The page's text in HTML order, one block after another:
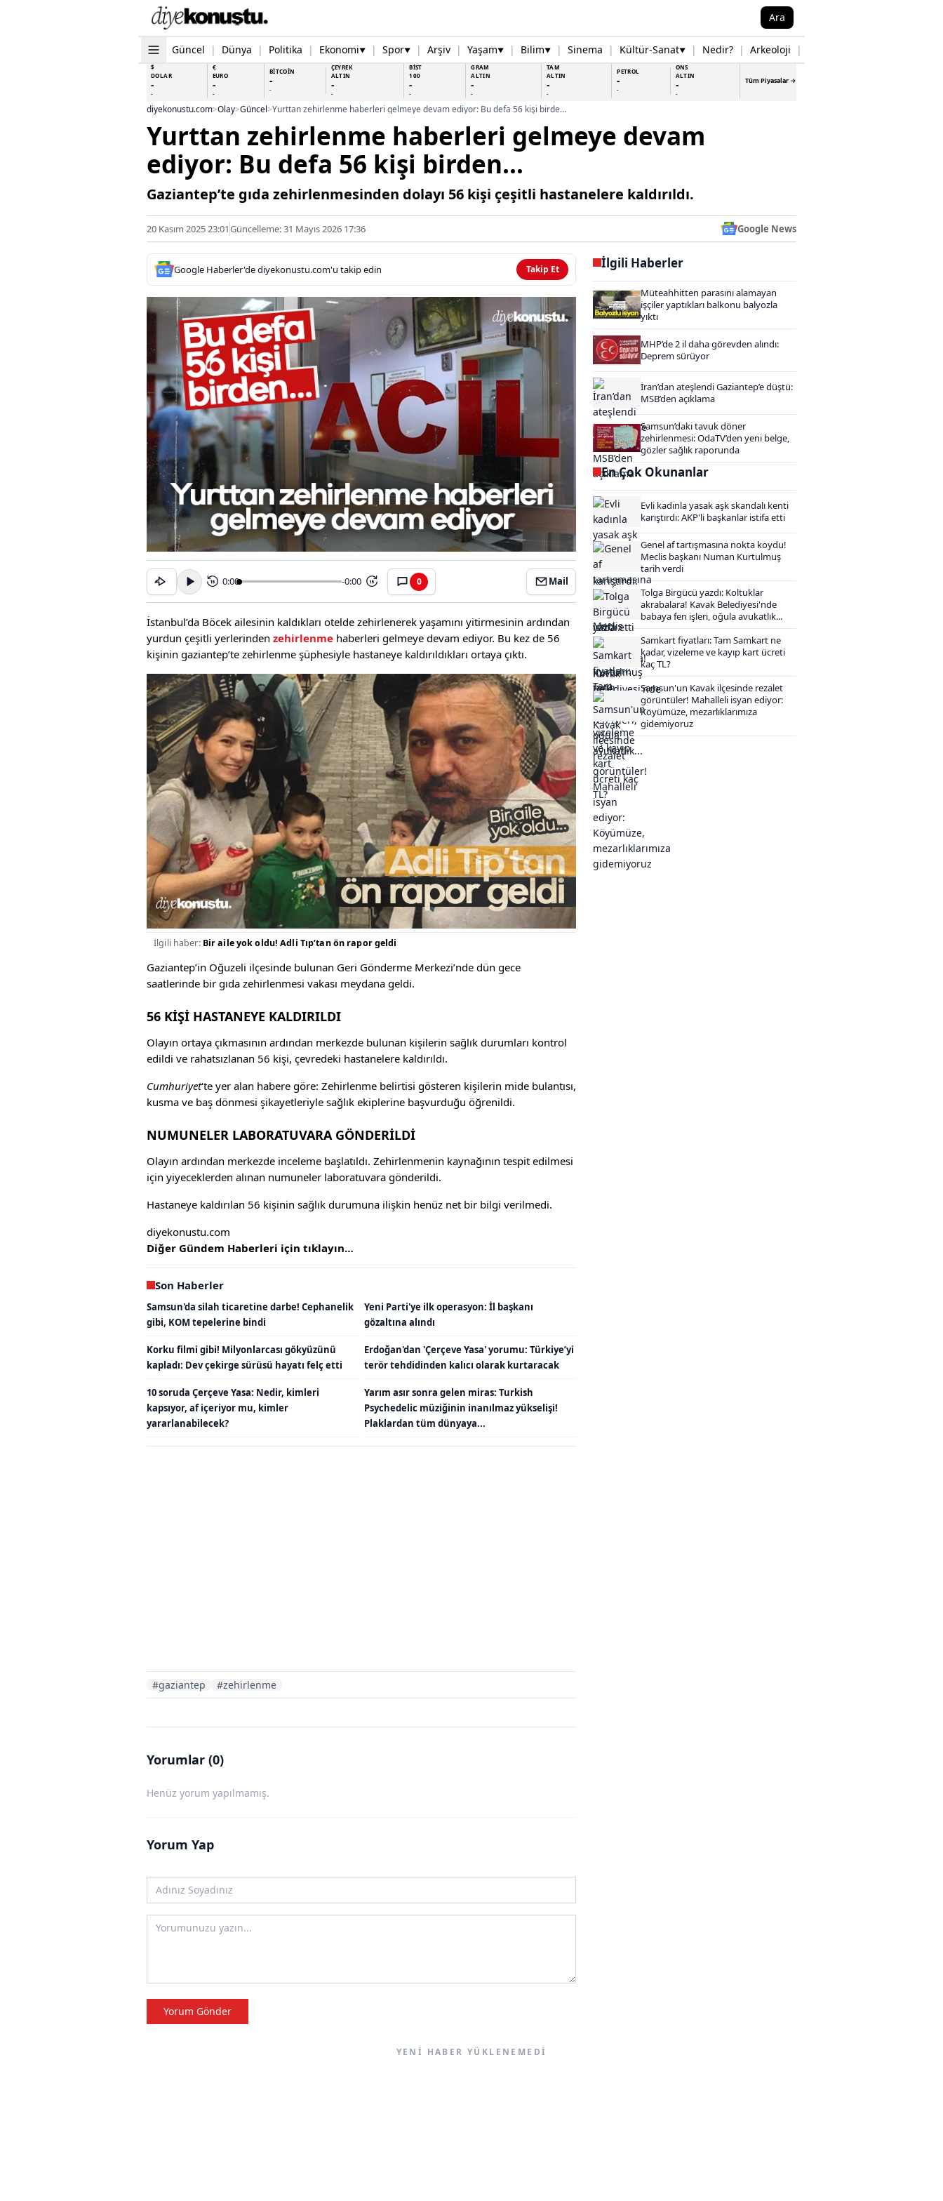
Ara
Güncel | Dünya | Politika | Ekonomi▼ | Spor▼ | Arşiv | Yaşam▼ | Bilim▼ | Sinema | Kültür-Sanat▼ | Nedir? | Arkeoloji |
$
DOLAR
-
-
€
EURO
-
-
BİTCOİN
-
-
ÇEYREK
ALTIN
-
-
BİST
100
-
-
GRAM
ALTIN
-
-
TAM
ALTIN
-
-
PETROL
-
-
ONS
ALTIN
-
-
Tüm Piyasalar →
diyekonustu.com>Olay>Güncel> Yurttan zehirlenme haberleri gelmeye devam ediyor: Bu defa 56 kişi birden…
Yurttan zehirlenme haberleri gelmeye devam
ediyor: Bu defa 56 kişi birden…
Gaziantep’te gıda zehirlenmesinden dolayı 56 kişi çeşitli hastanelere kaldırıldı.
20 Kasım 2025 23:01Güncelleme: 31 Mayıs 2026 17:36 Google News
Google Haberler'de diyekonustu.com'u takip edin Takip Et
15 0:00 -0:00 15 0 Mail
İstanbul’da Böcek ailesinin kaldıkları otelde zehirlenerek yaşamını yitirmesinin ardından
yurdun çeşitli yerlerinden zehirlenme haberleri gelmeye devam ediyor. Bu kez de 56
kişinin gaziantep’te zehirlenme şüphesiyle hastaneye kaldırıldıkları ortaya çıktı.
İlgili haber: Bir aile yok oldu! Adli Tıp’tan ön rapor geldi
Gaziantep’in Oğuzeli ilçesinde bulunan Geri Gönderme Merkezi’nde dün gece
saatlerinde bir gıda zehirlenmesi vakası meydana geldi.
56 KİŞİ HASTANEYE KALDIRILDI
Olayın ortaya çıkmasının ardından merkezde bulunan kişilerin sağlık durumları kontrol
edildi ve rahatsızlanan 56 kişi, çevredeki hastanelere kaldırıldı.
Cumhuriyet‘te yer alan habere göre: Zehirlenme belirtisi gösteren kişilerin mide bulantısı,
kusma ve baş dönmesi şikayetleriyle sağlık ekiplerine başvurduğu öğrenildi.
NUMUNELER LABORATUVARA GÖNDERİLDİ
Olayın ardından merkezde inceleme başlatıldı. Zehirlenmenin kaynağının tespit edilmesi
için yiyeceklerden alınan numuneler laboratuvara gönderildi.
Hastaneye kaldırılan 56 kişinin sağlık durumuna ilişkin henüz net bir bilgi verilmedi.
diyekonustu.com
Diğer Gündem Haberleri için tıklayın…
Son Haberler
Samsun'da silah ticaretine darbe! Cephanelik
gibi, KOM tepelerine bindi
Yeni Parti'ye ilk operasyon: İl başkanı
gözaltına alındı
Korku filmi gibi! Milyonlarcası gökyüzünü
kapladı: Dev çekirge sürüsü hayatı felç etti
Erdoğan'dan 'Çerçeve Yasa' yorumu: Türkiye’yi
terör tehdidinden kalıcı olarak kurtaracak
10 soruda Çerçeve Yasa: Nedir, kimleri
kapsıyor, af içeriyor mu, kimler
yararlanabilecek?
Yarım asır sonra gelen miras: Turkish
Psychedelic müziğinin inanılmaz yükselişi!
Plaklardan tüm dünyaya...
#gaziantep #zehirlenme
Yorumlar (0)
Henüz yorum yapılmamış.
Yorum Yap
Yorum Gönder
İlgili Haberler
Müteahhitten parasını alamayan
işçiler yaptıkları balkonu balyozla
yıktı
MHP’de 2 il daha görevden alındı:
Deprem sürüyor
İran’dan ateşlendi Gaziantep’e düştü:
MSB’den açıklama
Samsun’daki tavuk döner
zehirlenmesi: OdaTV’den yeni belge,
gözler sağlık raporunda
En Çok Okunanlar
Evli kadınla yasak aşk skandalı kenti
karıştırdı: AKP'li başkanlar istifa etti
Genel af tartışmasına nokta koydu!
Meclis başkanı Numan Kurtulmuş
tarih verdi
Tolga Birgücü yazdı: Koltuklar
akrabalara! Kavak Belediyesi'nde
babaya fen işleri, oğula avukatlık...
Samkart fiyatları: Tam Samkart ne
kadar, vizeleme ve kayıp kart ücreti
kaç TL?
Samsun'un Kavak ilçesinde rezalet
görüntüler! Mahalleli isyan ediyor:
Köyümüze, mezarlıklarımıza
gidemiyoruz
YENI HABER YÜKLENEMEDI